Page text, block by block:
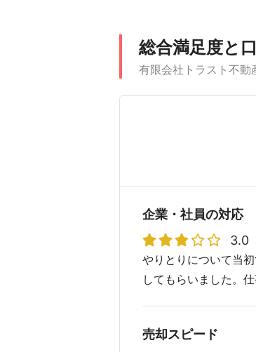
総合満足度と
有限会社トラスト不動
企業・社員の対応
3.0
やりとりについて当
してもらいました。
売却スピード